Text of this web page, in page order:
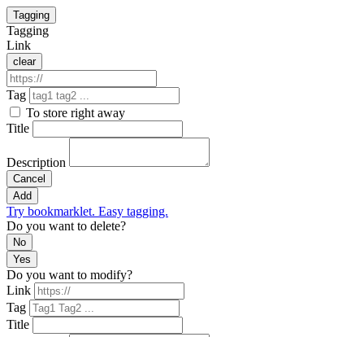
Tagging
Tagging
Link
clear
Tag
To store right away
Title
Description
Cancel
Add
Try bookmarklet. Easy tagging.
Do you want to delete?
No
Yes
Do you want to modify?
Link
Tag
Title